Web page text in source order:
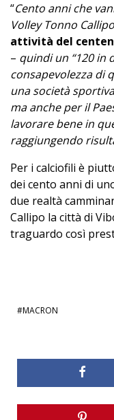
“Cento anni che
Volley Tonno Callipo
attività del
– quindi un “120 in
consapevolezza di
una società
ma anche per il
lavorare bene in
raggiungendo
Per i calciofili è
dei cento anni di
due realtà
Callipo la città di
traguardo così
MACRON